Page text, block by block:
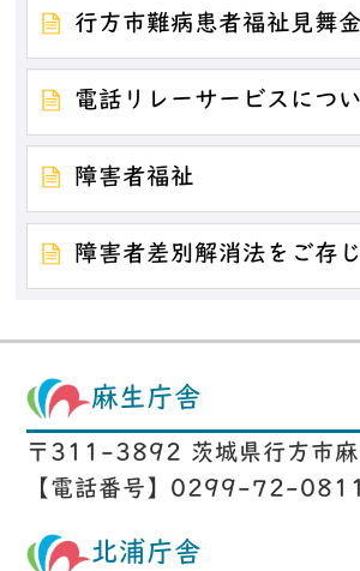
行方市難病患者福祉見舞
電話リレーサービスにつ
障害者福祉
障害者差別解消法をご存
麻生庁舎
〒311-3892 茨城県行方市
【電話番号】0299-72-0811
北浦庁舎